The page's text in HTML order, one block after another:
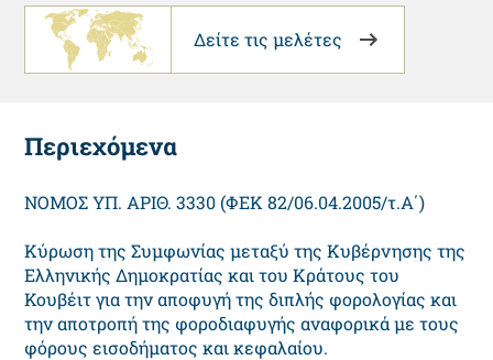
Δείτε τις μελέτες
ΝΟΜΟΣ ΥΠ. ΑΡΙΘ. 3330 (ΦΕΚ 82/06.04.2005/τ.Α΄)
Κύρωση της Συμφωνίας μεταξύ της Κυβέρνησης της
Ελληνικής Δημοκρατίας και του Κράτους του
Κουβέιτ για την αποφυγή της διπλής φορολογίας και
την αποτροπή της φοροδιαφυγής αναφορικά με τους
φόρους εισοδήματος και κεφαλαίου.
Περιεχόμενα